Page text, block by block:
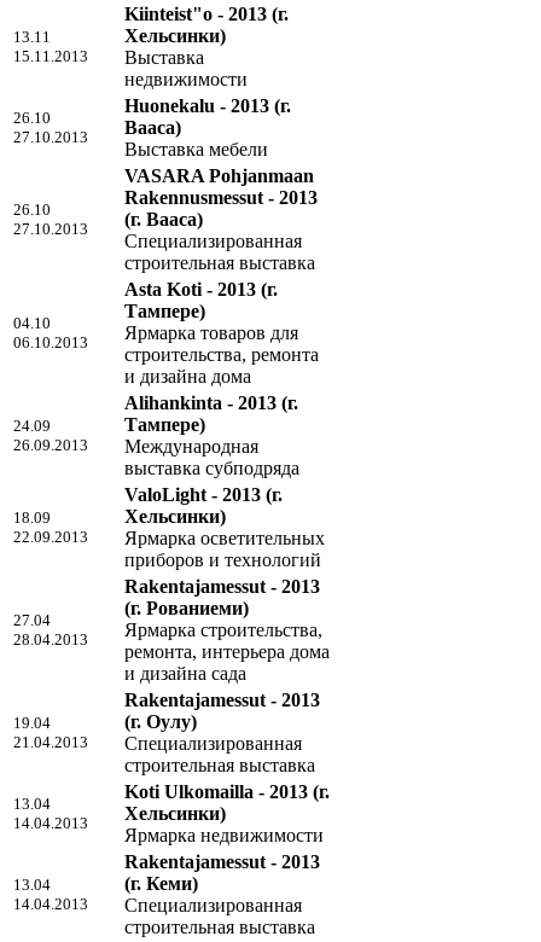
13.11
15.11.2013
Kiinteist"o - 2013 (г.
Хельсинки)
Выставка
недвижимости
26.10
27.10.2013
Huonekalu - 2013 (г.
Вааса)
Выставка мебели
26.10
27.10.2013
VASARA Pohjanmaan
Rakennusmessut - 2013
(г. Вааса)
Специализированная
строительная выставка
04.10
06.10.2013
Asta Koti - 2013 (г.
Тампере)
Ярмарка товаров для
строительства, ремонта
и дизайна дома
24.09
26.09.2013
Alihankinta - 2013 (г.
Тампере)
Международная
выставка субподряда
18.09
22.09.2013
ValoLight - 2013 (г.
Хельсинки)
Ярмарка осветительных
приборов и технологий
27.04
28.04.2013
Rakentajamessut - 2013
(г. Рованиеми)
Ярмарка строительства,
ремонта, интерьера дома
и дизайна сада
19.04
21.04.2013
Rakentajamessut - 2013
(г. Оулу)
Специализированная
строительная выставка
13.04
14.04.2013
Koti Ulkomailla - 2013 (г.
Хельсинки)
Ярмарка недвижимости
13.04
14.04.2013
Rakentajamessut - 2013
(г. Кеми)
Специализированная
строительная выставка